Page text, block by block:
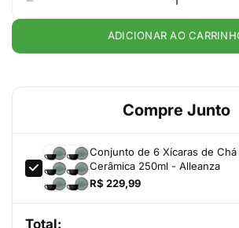
ADICIONAR AO
Compre Junto
Conjunto de 6 Xícaras de Chá
Cerâmica 250ml - Alleanza
R$ 229,99
Total: